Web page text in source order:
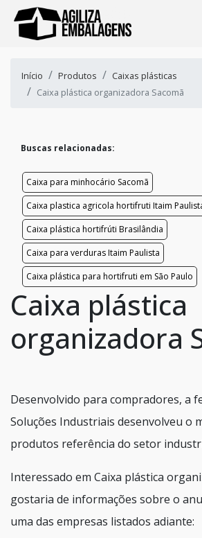
Início Produtos
Caixas plásticas
Caixa plástica organizadora Sacomã
Buscas relacionadas:
Caixa para minhocário Sacomã
Caixa plastica agricola hortifruti Itaim
Caixa plástica hortifrúti Brasilândia
Caixa para verduras Itaim Paulista
Caixa plástica para hortifruti em São Paulo
Caixa plástica
organizadora
Desenvolvido para compradores, a
Soluções Industriais desenvolveu o
produtos referência do setor
Interessado em Caixa plástica
gostaria de informações sobre o
uma das empresas listados adiante: